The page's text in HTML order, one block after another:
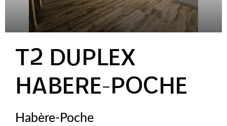
T2 DUPLEX
HABERE-POCHE
Habère-Poche